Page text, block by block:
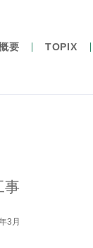
要 TOPIX
事
3月